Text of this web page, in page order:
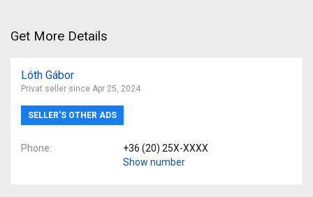
Get More Details
Lóth Gábor
Privat seller since Apr 25, 2024
SELLER’S OTHER ADS
Phone
+36 (20) 25X-XXXX
Show number